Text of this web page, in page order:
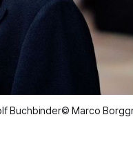
Buchbinder© Marco